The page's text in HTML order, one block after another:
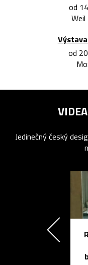
od
Weil
od
Jedinečný český